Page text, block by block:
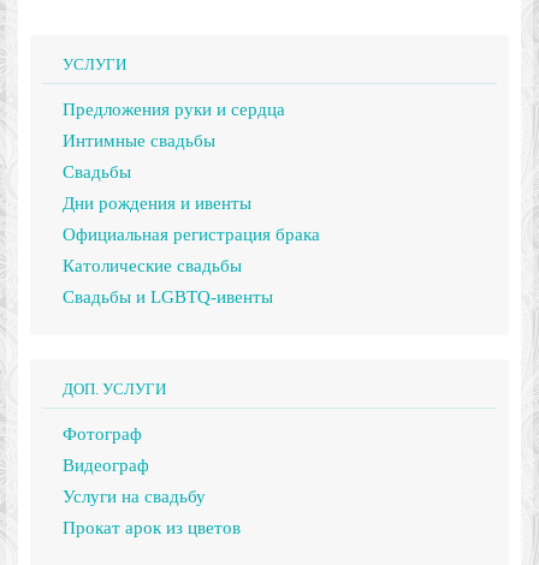
УСЛУГИ
Предложения руки и сердца
Интимные свадьбы
Свадьбы
Дни рождения и ивенты
Официальная регистрация брака
Католические свадьбы
Свадьбы и LGBTQ-ивенты
ДОП. УСЛУГИ
Фотограф
Видеограф
Услуги на свадьбу
Прокат арок из цветов